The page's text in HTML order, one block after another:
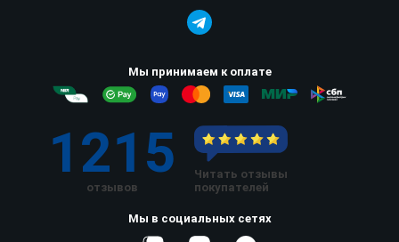
Мы принимаем к оплате
1215
отзывов
Читать отзывы
покупателей
Мы в социальных сетях